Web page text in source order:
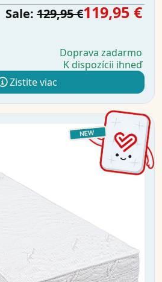
Sale: 129,95 €119,95 €
Doprava zadarmo
K dispozícii ihneď
Zistite viac